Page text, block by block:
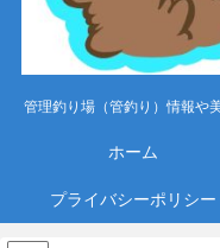
管理釣り場（管釣り）情報や
ホーム
プライバシーポリシー